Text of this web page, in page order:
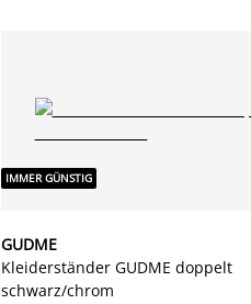
IMMER GÜNSTIG
GUDME
Kleiderständer GUDME doppelt
schwarz/chrom